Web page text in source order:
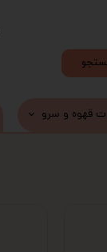
قهوه و سرو